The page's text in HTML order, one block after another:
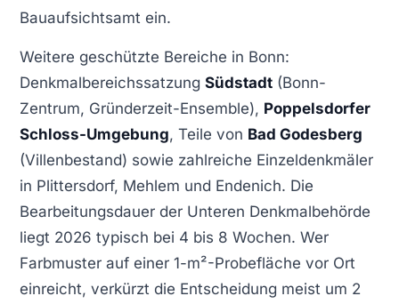
Bauaufsichtsamt ein.
Weitere geschützte Bereiche in Bonn:
Denkmalbereichssatzung Südstadt (Bonn-
Zentrum, Gründerzeit-Ensemble), Poppelsdorfer
Schloss-Umgebung, Teile von Bad Godesberg
(Villenbestand) sowie zahlreiche Einzeldenkmäler
in Plittersdorf, Mehlem und Endenich. Die
Bearbeitungsdauer der Unteren Denkmalbehörde
liegt 2026 typisch bei 4 bis 8 Wochen. Wer
Farbmuster auf einer 1-m²-Probefläche vor Ort
einreicht, verkürzt die Entscheidung meist um 2